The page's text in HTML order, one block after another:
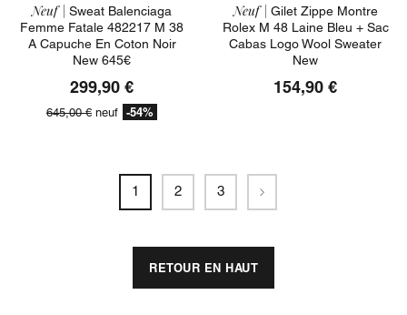
Neuf | Sweat Balenciaga
Femme Fatale 482217 M 38
A Capuche En Coton Noir
New 645€
299,90 €
645,00 € neuf -54%
Neuf | Gilet Zippe Montre
Rolex M 48 Laine Bleu + Sac
Cabas Logo Wool Sweater
New
154,90 €
1 2 3 Suivant
RETOUR EN HAUT